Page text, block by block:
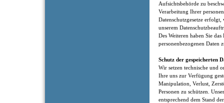
Aufsichtsbehörde zu
Verarbeitung Ihrer
Datenschutzgesetze
unserem
Des Weiteren haben Sie
personenbezogenen Daten
Schutz der gespeicherten
Wir setzen technische und
Ihre uns zur Verfügung
Manipulation, Verlust,
Personen zu schützen.
entsprechend dem Stand